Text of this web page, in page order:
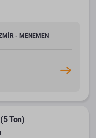
- MENEMEN
Ton)